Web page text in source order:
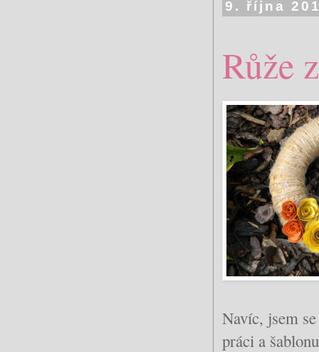
9. října
Růže
Navíc, jsem
práci a